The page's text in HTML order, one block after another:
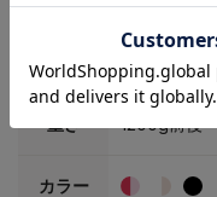
外寸：縦
本体素材 本体素材：
重さ 1200g前後
カラー